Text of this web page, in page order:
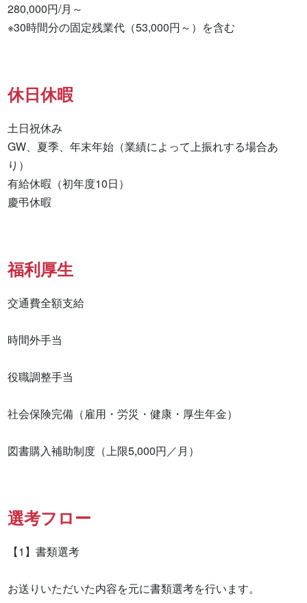
280,000円/月～
※30時間分の固定残業代（53,000円～）を含む
休日休暇
土日祝休み
GW、夏季、年末年始（業績によって上振れする場合あ
り）
有給休暇（初年度10日）
慶弔休暇
福利厚生
交通費全額支給
時間外手当
役職調整手当
社会保険完備（雇用・労災・健康・厚生年金）
図書購入補助制度（上限5,000円／月）
選考フロー
【1】書類選考
お送りいただいた内容を元に書類選考を行います。